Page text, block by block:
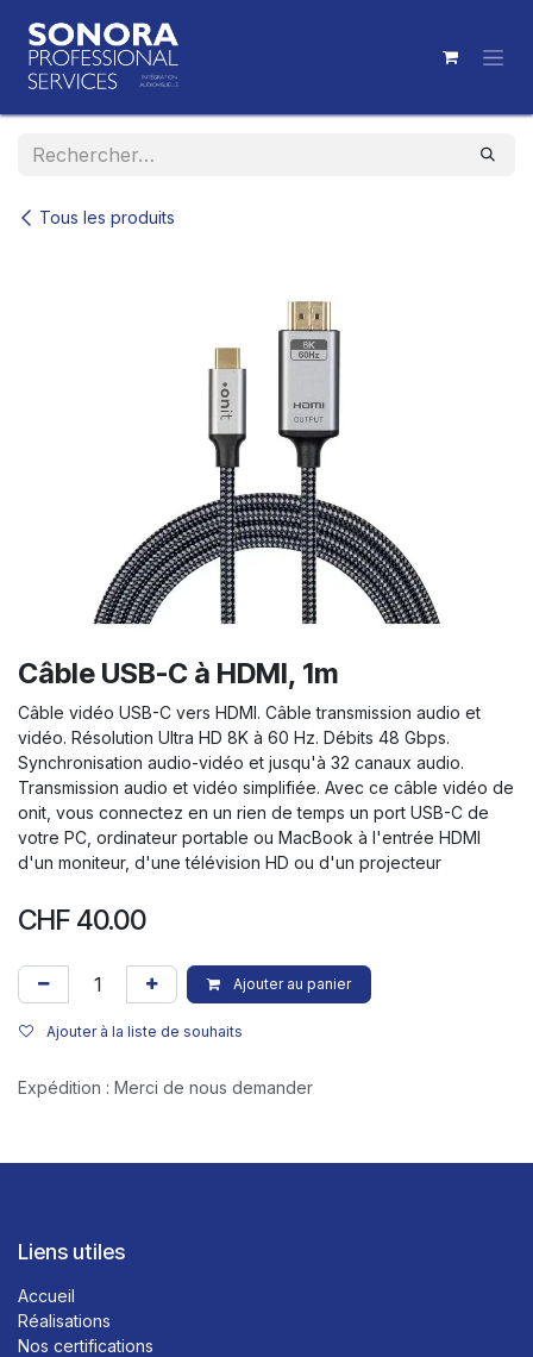
Tous les produits
Câble USB-C à HDMI, 1m
Câble vidéo USB-C vers HDMI. Câble transmission audio et
vidéo. Résolution Ultra HD 8K à 60 Hz. Débits 48 Gbps.
Synchronisation audio-vidéo et jusqu'à 32 canaux audio.
Transmission audio et vidéo simplifiée. Avec ce câble vidéo de
onit, vous connectez en un rien de temps un port USB-C de
votre PC, ordinateur portable ou MacBook à l'entrée HDMI
d'un moniteur, d'une télévision HD ou d'un projecteur
CHF 40.00
Ajouter au panier
Ajouter à la liste de souhaits
Expédition : Merci de nous demander
Liens utiles
Accueil
Réalisations
Nos certifications